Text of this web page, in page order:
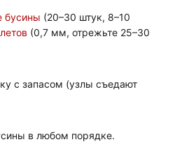
бусины (20–30 штук, 8–10
(0,7 мм, отрежьте 25–30
с запасом (узлы съедают
в любом порядке.